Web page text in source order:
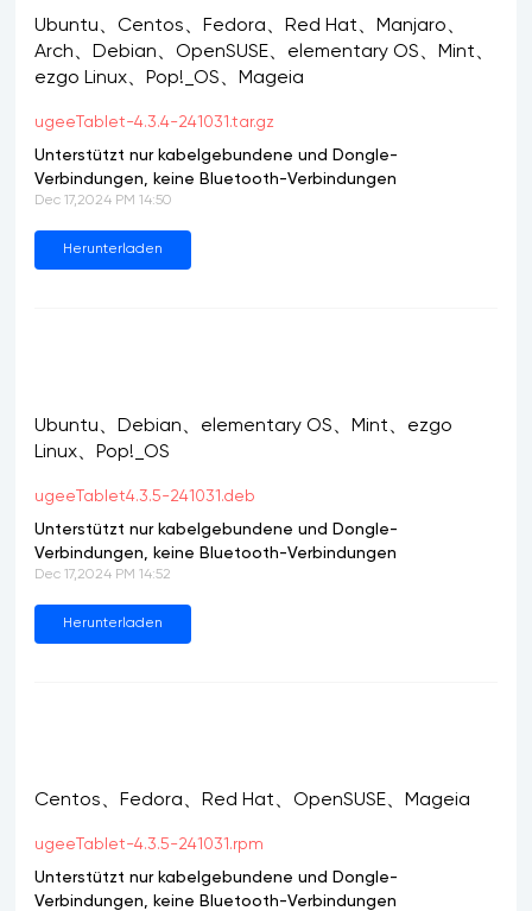
Ubuntu、Centos、Fedora、Red Hat、Manjaro、
Arch、Debian、OpenSUSE、elementary OS、Mint、
ezgo Linux、Pop!_OS、Mageia
ugeeTablet-4.3.4-241031.tar.gz
Unterstützt nur kabelgebundene und Dongle-
Verbindungen, keine Bluetooth-Verbindungen
Dec 17,2024 PM 14:50
Herunterladen
Ubuntu、Debian、elementary OS、Mint、ezgo
Linux、Pop!_OS
ugeeTablet4.3.5-241031.deb
Unterstützt nur kabelgebundene und Dongle-
Verbindungen, keine Bluetooth-Verbindungen
Dec 17,2024 PM 14:52
Herunterladen
Centos、Fedora、Red Hat、OpenSUSE、Mageia
ugeeTablet-4.3.5-241031.rpm
Unterstützt nur kabelgebundene und Dongle-
Verbindungen, keine Bluetooth-Verbindungen